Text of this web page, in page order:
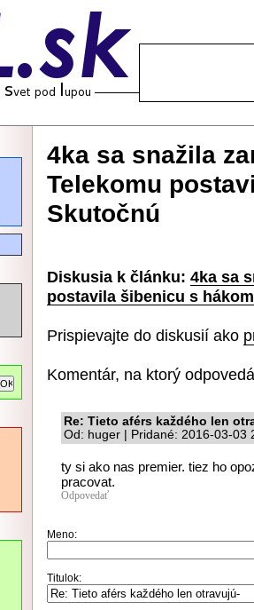
4ka sa snažila
Telekomu
Skutočnú
Diskusia k článku: 4ka sa
postavila šibenicu s
Prispievajte do diskusií ako
Komentár, na ktorý
Re: Tieto aférs každého len
Od: huger | Pridané: 2016-03-03
ty si ako nas premier. tiez ho
pracovat.
Odpovedať
Meno:
Titulok: